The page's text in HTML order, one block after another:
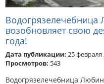
возобновляет свою
года!
Дата публикации: 25 февраля
Просмотров: 543
Водогрязелечебница